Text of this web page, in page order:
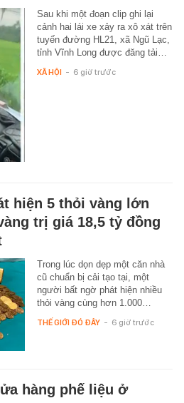
Sau khi một đoạn clip ghi lại
cảnh hai lái xe xảy ra xô xát trên
tuyến đường HL21, xã Ngũ Lạc,
tỉnh Vĩnh Long được đăng tải…
XÃ HỘI - 6 giờ trước
hiện 5 thỏi vàng lớn
trị giá 18,5 tỷ đồng
Trong lúc dọn dẹp một căn nhà
cũ chuẩn bị cải tạo tại, một
người bất ngờ phát hiện nhiều
thỏi vàng cùng hơn 1.000…
THẾ GIỚI ĐÓ ĐÂY - 6 giờ trước
hàng phế liệu ở